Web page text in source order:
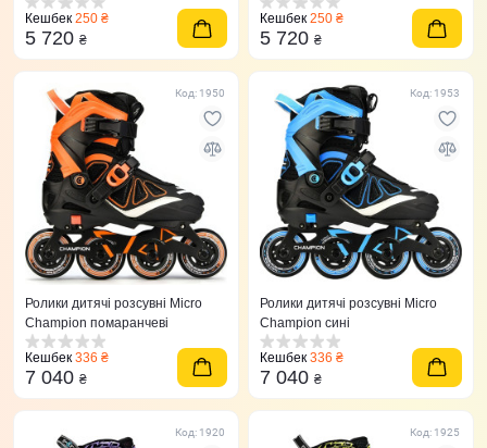
Кешбек 250 ₴
5 720 ₴
Кешбек 250 ₴
5 720 ₴
Код: 1950
Ролики дитячі розсувні Micro
Champion помаранчеві
Кешбек 336 ₴
7 040 ₴
Код: 1953
Ролики дитячі розсувні Micro
Champion сині
Кешбек 336 ₴
7 040 ₴
Код: 1920 Код: 1925